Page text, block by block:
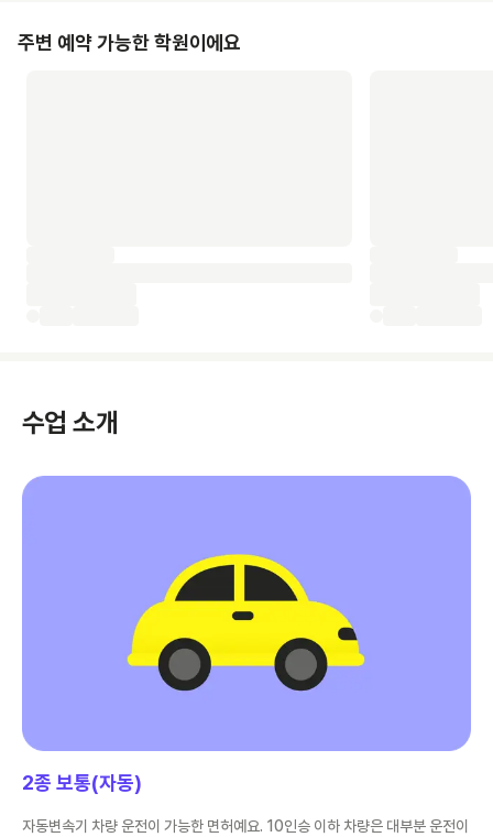
주변 예약 가능한 학원이에요
수업 소개
2종 보통(자동)
자동변속기 차량 운전이 가능한 면허예요. 10인승 이하 차량은 대부분 운전이